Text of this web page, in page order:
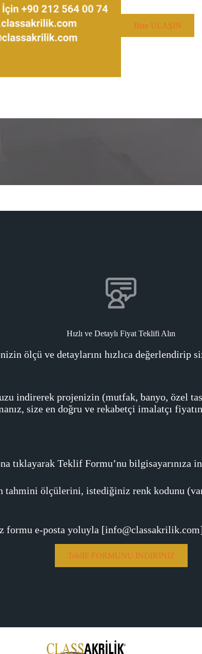
Bize ULAŞIN
Hızlı ve Detaylı Fiyat Teklifi Alın
ölçü ve detaylarını hızlıca değerlendirip
indirerek projenizin (mutfak, banyo, özel
size en doğru ve rekabetçi imalatçı
tıklayarak Teklif Formu’nu bilgisayarınıza
tahmini ölçülerini, istediğiniz renk kodunu
formu e-posta yoluyla
TeklİF FORMUNU İNDİRİNİZ